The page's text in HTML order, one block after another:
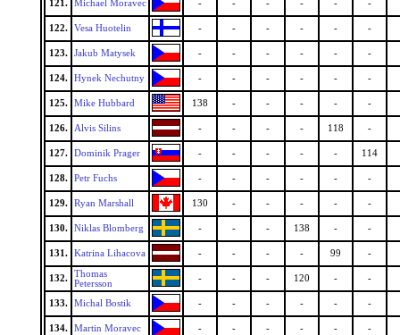
121. Michael Moravec - - - - - -
122. Vesa Huotelin - - - - - -
123. Jakub Matysek - - - - - -
124. Hynek Nechutny - - - - - -
125. Mike Hubbard 138 - - - - -
126. Alvis Silins - - - - 118 -
127. Dominik Prager - - - - - 114
128. Petr Fuchs - - - - - -
129. Ryan Marshall 130 - - - - -
130. Niklas Blomberg - - - 138 - -
131. Katrina Lihacova - - - - 99 -
132.
Thomas
Petersson
- - - 120 - -
133. Michal Bostik - - - - - -
134. Martin Moravec - - - - - -